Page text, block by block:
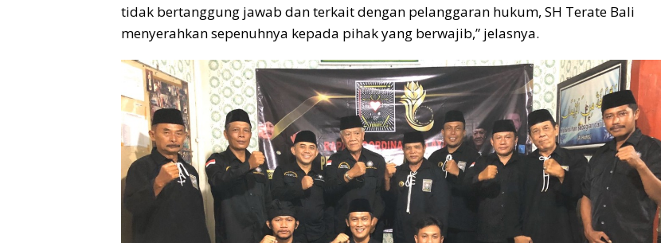
tidak bertanggung jawab dan terkait dengan pelanggaran hukum, SH Terate Bali
menyerahkan sepenuhnya kepada pihak yang berwajib,” jelasnya.